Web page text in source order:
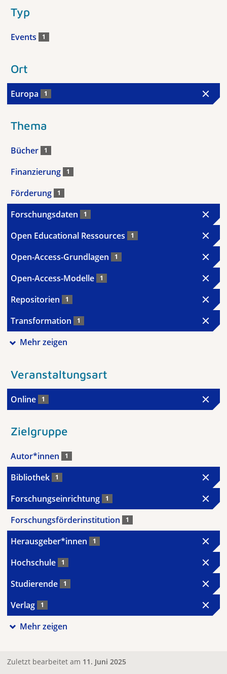
Typ
Events 1
Ort
Europa 1
Thema
Bücher 1
Finanzierung 1
Förderung 1
Forschungsdaten 1
Open Educational Ressources 1
Open-Access-Grundlagen 1
Open-Access-Modelle 1
Repositorien 1
Transformation 1
Mehr zeigen
Veranstaltungsart
Online 1
Zielgruppe
Autor*innen 1
Bibliothek 1
Forschungseinrichtung 1
Forschungsförderinstitution 1
Herausgeber*innen 1
Hochschule 1
Studierende 1
Verlag 1
Mehr zeigen
Zuletzt bearbeitet am 11. Juni 2025